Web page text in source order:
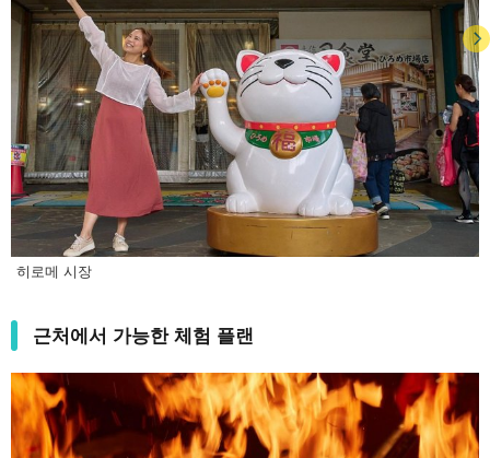
히로메 시장
근처에서 가능한 체험 플랜